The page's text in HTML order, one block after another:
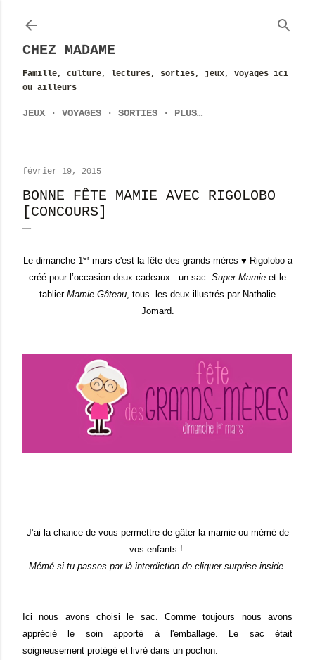
CHEZ MADAME
Famille, culture, lectures, sorties, jeux, voyages ici
ou ailleurs
JEUX VOYAGES SORTIES PLUS…
février 19, 2015
BONNE FÊTE MAMIE AVEC RIGOLOBO
[CONCOURS]
Le dimanche 1ermars c'est la fête des grands-mères ♥ Rigolobo a
créé pour l’occasion deux cadeaux : un sac Super Mamie et le
tablier Mamie Gâteau, tous les deux illustrés par Nathalie
Jomard.
J’ai la chance de vous permettre de gâter la mamie ou mémé de
vos enfants !
Mémé si tu passes par là interdiction de cliquer surprise inside.
Ici nous avons choisi le sac. Comme toujours nous avons
apprécié le soin apporté à l'emballage. Le sac était
soigneusement protégé et livré dans un pochon.